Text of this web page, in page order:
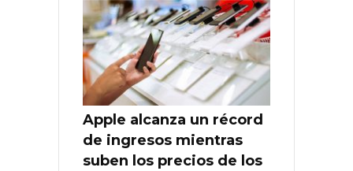
Apple alcanza un récord
de ingresos mientras
suben los precios de los